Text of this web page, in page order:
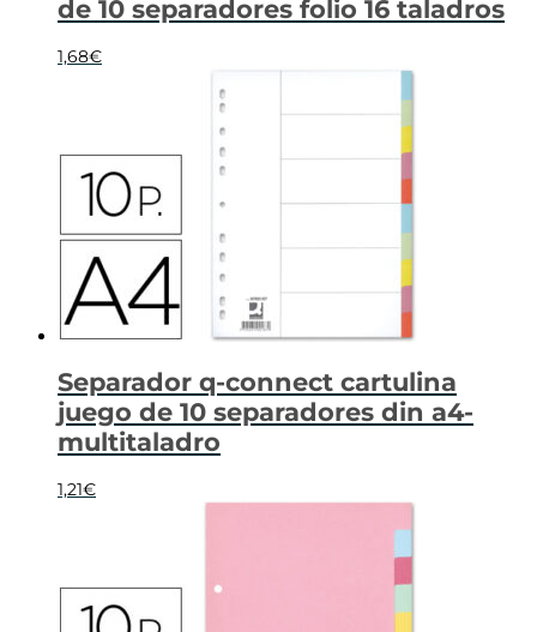
de 10 separadores folio 16 taladros
1,68€
Separador q-connect cartulina
juego de 10 separadores din a4-
multitaladro
1,21€